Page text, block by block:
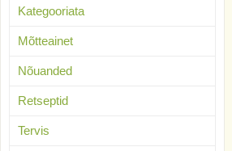
Kategooriata
Mõtteainet
Nõuanded
Retseptid
Tervis